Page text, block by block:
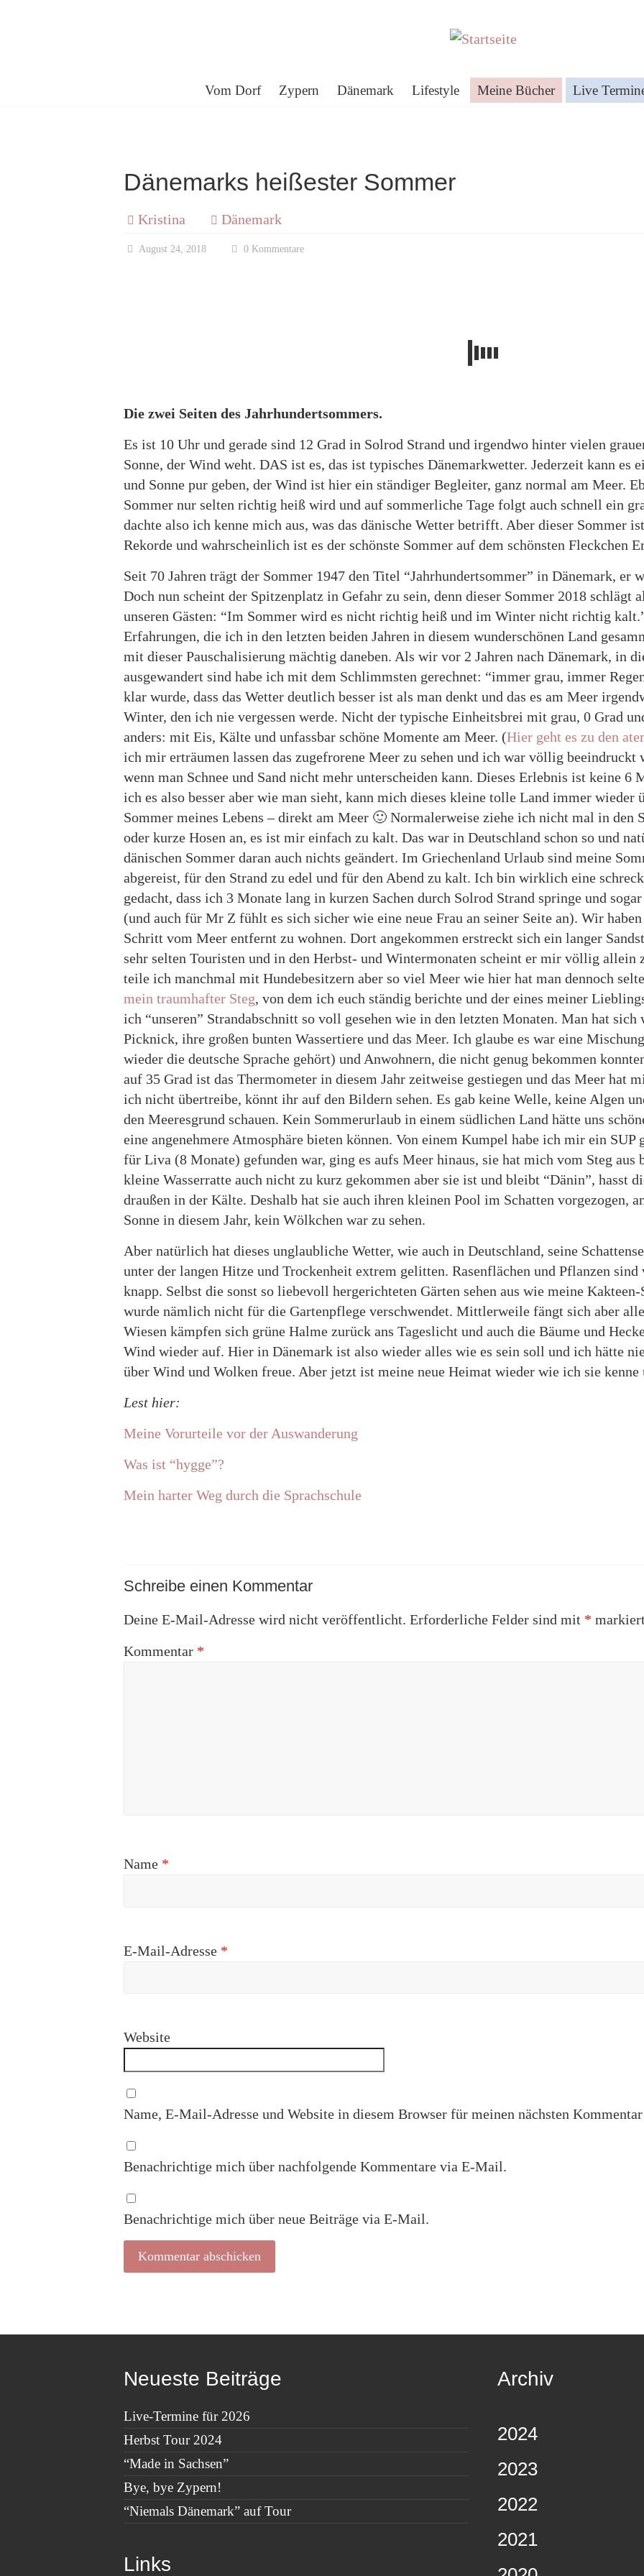
Kristina
Dorf
Egal
ich
Vom Dorf Zypern Dänemark Lifestyle Meine Bücher Live
Dänemarks heißester Sommer
Kristina Dänemark
August 24, 2018 0 Kommentare
Die zwei Seiten des Jahrhundertsommers.
Es ist 10 Uhr und gerade sind 12 Grad in Solrod Strand und irgendwo hinter vielen
Sonne, der Wind weht. DAS ist es, das ist typisches Dänemarkwetter. Jederzeit kann es
und Sonne pur geben, der Wind ist hier ein ständiger Begleiter, ganz normal am Meer.
Sommer nur selten richtig heiß wird und auf sommerliche Tage folgt auch schnell ein
dachte also ich kenne mich aus, was das dänische Wetter betrifft. Aber dieser Sommer
Rekorde und wahrscheinlich ist es der schönste Sommer auf dem schönsten Fleckchen
Seit 70 Jahren trägt der Sommer 1947 den Titel “Jahrhundertsommer” in Dänemark, er
Doch nun scheint der Spitzenplatz in Gefahr zu sein, denn dieser Sommer 2018 schlägt
unseren Gästen: “Im Sommer wird es nicht richtig heiß und im Winter nicht richtig
Erfahrungen, die ich in den letzten beiden Jahren in diesem wunderschönen Land
mit dieser Pauschalisierung mächtig daneben. Als wir vor 2 Jahren nach Dänemark, in
ausgewandert sind habe ich mit dem Schlimmsten gerechnet: “immer grau, immer
klar wurde, dass das Wetter deutlich besser ist als man denkt und das es am Meer
Winter, den ich nie vergessen werde. Nicht der typische Einheitsbrei mit grau, 0 Grad
anders: mit Eis, Kälte und unfassbar schöne Momente am Meer. (Hier geht es zu den
ich mir erträumen lassen das zugefrorene Meer zu sehen und ich war völlig beeindruckt
wenn man Schnee und Sand nicht mehr unterscheiden kann. Dieses Erlebnis ist keine
ich es also besser aber wie man sieht, kann mich dieses kleine tolle Land immer wieder
Sommer meines Lebens – direkt am Meer 🙂 Normalerweise ziehe ich nicht mal in den
oder kurze Hosen an, es ist mir einfach zu kalt. Das war in Deutschland schon so und
dänischen Sommer daran auch nichts geändert. Im Griechenland Urlaub sind meine
abgereist, für den Strand zu edel und für den Abend zu kalt. Ich bin wirklich eine
gedacht, dass ich 3 Monate lang in kurzen Sachen durch Solrod Strand springe und
(und auch für Mr Z fühlt es sich sicher wie eine neue Frau an seiner Seite an). Wir
Schritt vom Meer entfernt zu wohnen. Dort angekommen erstreckt sich ein langer
sehr selten Touristen und in den Herbst- und Wintermonaten scheint er mir völlig allein
teile ich manchmal mit Hundebesitzern aber so viel Meer wie hier hat man dennoch
mein traumhafter Steg, von dem ich euch ständig berichte und der eines meiner
ich “unseren” Strandabschnitt so voll gesehen wie in den letzten Monaten. Man hat
Picknick, ihre großen bunten Wassertiere und das Meer. Ich glaube es war eine
wieder die deutsche Sprache gehört) und Anwohnern, die nicht genug bekommen
auf 35 Grad ist das Thermometer in diesem Jahr zeitweise gestiegen und das Meer hat
ich nicht übertreibe, könnt ihr auf den Bildern sehen. Es gab keine Welle, keine Algen
den Meeresgrund schauen. Kein Sommerurlaub in einem südlichen Land hätte uns
eine angenehmere Atmosphäre bieten können. Von einem Kumpel habe ich mir ein
für Liva (8 Monate) gefunden war, ging es aufs Meer hinaus, sie hat mich vom Steg aus
kleine Wasserratte auch nicht zu kurz gekommen aber sie ist und bleibt “Dänin”, hasst
draußen in der Kälte. Deshalb hat sie auch ihren kleinen Pool im Schatten vorgezogen,
Sonne in diesem Jahr, kein Wölkchen war zu sehen.
Aber natürlich hat dieses unglaubliche Wetter, wie auch in Deutschland, seine
unter der langen Hitze und Trockenheit extrem gelitten. Rasenflächen und Pflanzen sind
knapp. Selbst die sonst so liebevoll hergerichteten Gärten sehen aus wie meine Kakteen-
wurde nämlich nicht für die Gartenpflege verschwendet. Mittlerweile fängt sich aber
Wiesen kämpfen sich grüne Halme zurück ans Tageslicht und auch die Bäume und
Wind wieder auf. Hier in Dänemark ist also wieder alles wie es sein soll und ich hätte
über Wind und Wolken freue. Aber jetzt ist meine neue Heimat wieder wie ich sie
Lest hier:
Meine Vorurteile vor der Auswanderung
Was ist “hygge”?
Mein harter Weg durch die Sprachschule
Schreibe einen Kommentar
Deine E-Mail-Adresse wird nicht veröffentlicht. Erforderliche Felder sind mit *
Kommentar *
Name *
E-Mail-Adresse *
Website
Name, E-Mail-Adresse und Website in diesem Browser für meinen nächsten
Benachrichtige mich über nachfolgende Kommentare via E-Mail.
Benachrichtige mich über neue Beiträge via E-Mail.
Neueste Beiträge
Live-Termine für 2026
Herbst Tour 2024
“Made in Sachsen”
Bye, bye Zypern!
“Niemals Dänemark” auf Tour
Links
Archiv
2024
2023
2022
2021